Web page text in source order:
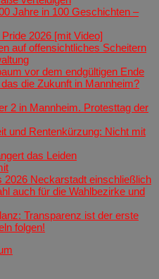
Jahre in 100 Geschichten –
2026 [mit Video]
auf offensichtliches Scheitern
vor dem endgültigen Ende
die Zukunft in Mannheim?
2 in Mannheim. Protesttag der
und Rentenkürzung: Nicht mit
das Leiden
2026 Neckarstadt einschließlich
auch für die Wahlbezirke und
Transparenz ist der erste
folgen!